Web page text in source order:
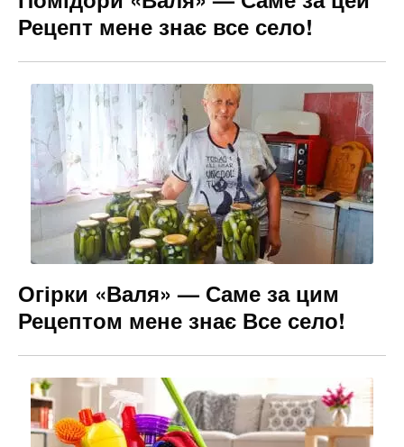
Рецепт мене знає все село!
Огірки «Валя» — Саме за цим
Рецептом мене знає Все село!